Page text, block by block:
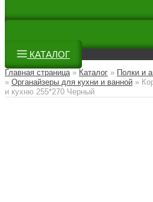
КАТАЛОГ
Главная страница» Каталог » Полки и
» Органайзеры для кухни и ванной »
и кухню 255*270 Черный